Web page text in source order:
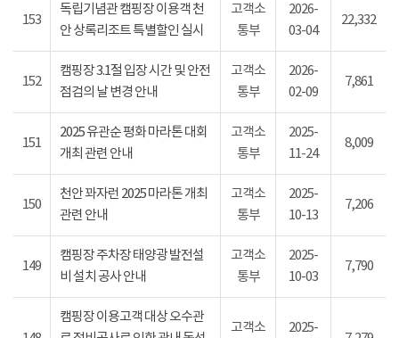
153
독립기념관 캠핑장 이용객 천
안 상록리조트 특별할인 실시
고객소
통부
2026-
03-04
22,332
152
캠핑장 3.1절 입장 시간 및 안전
점검의 날 변경 안내
고객소
통부
2026-
02-09
7,861
151
2025 유관순 평화 마라톤 대회
개최 관련 안내
고객소
통부
2025-
11-24
8,009
150
천안 꽈자런 2025 마라톤 개최
관련 안내
고객소
통부
2025-
10-13
7,206
149
캠핑장 주차장 태양광 발전설
비 설치 공사 안내
고객소
통부
2025-
10-03
7,790
캠핑장 이용고객 대상 오수관
고객소
2025-